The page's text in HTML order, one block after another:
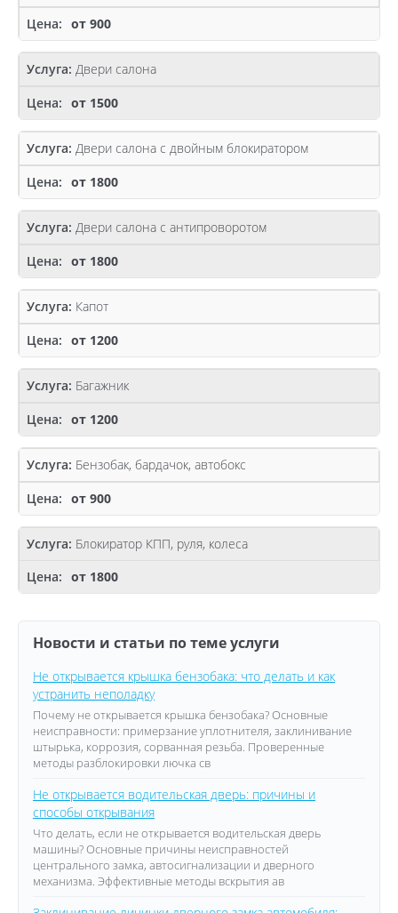
от 900
Двери салона
от 1500
Двери салона с двойным блокиратором
от 1800
Двери салона с антипроворотом
от 1800
Капот
от 1200
Багажник
от 1200
Бензобак, бардачок, автобокс
от 900
Блокиратор КПП, руля, колеса
от 1800
Новости и статьи по теме услуги
Не открывается крышка бензобака: что делать и как
устранить неполадку
Почему не открывается крышка бензобака? Основные
неисправности: примерзание уплотнителя, заклинивание
штырька, коррозия, сорванная резьба. Проверенные
методы разблокировки лючка св
Не открывается водительская дверь: причины и
способы открывания
Что делать, если не открывается водительская дверь
машины? Основные причины неисправностей
центрального замка, автосигнализации и дверного
механизма. Эффективные методы вскрытия ав